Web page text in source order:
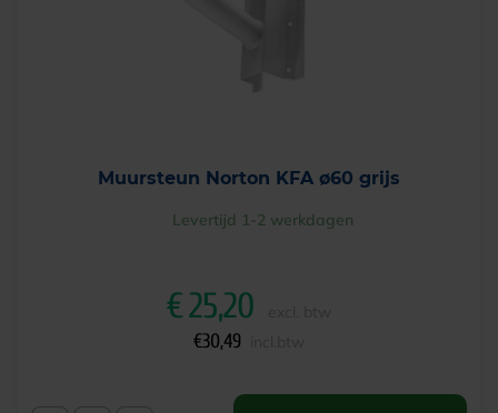
Muursteun Norton KFA ø60 grijs
Levertijd 1-2 werkdagen
€25,20
€30,49